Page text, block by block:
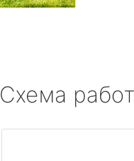
Схема